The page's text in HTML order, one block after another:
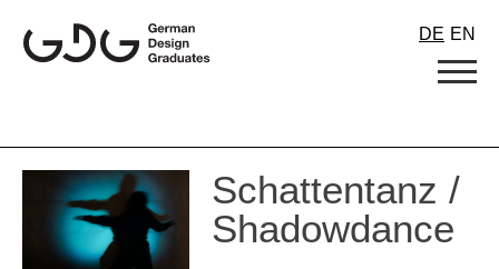
content
DE EN
Schattentanz /
Shadowdance